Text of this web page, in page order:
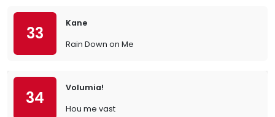
33
Kane
Rain Down on Me
34
Volumia!
Hou me vast